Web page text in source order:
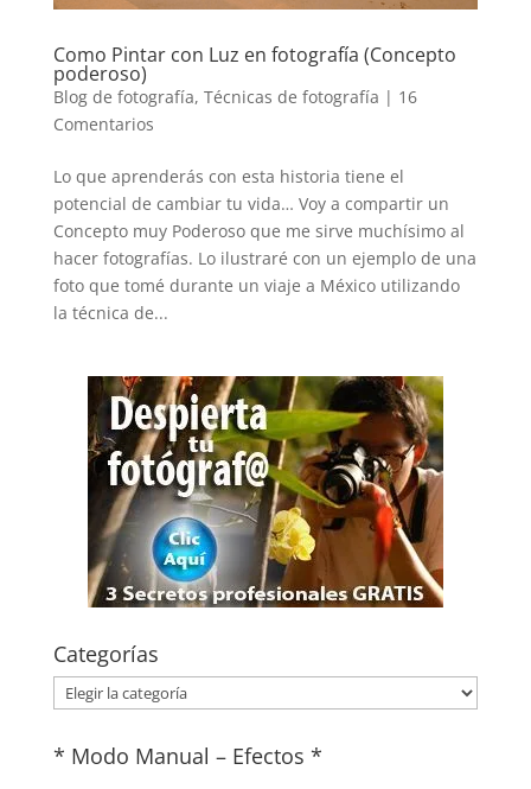
Como Pintar con Luz en fotografía (Concepto
poderoso)
Blog de fotografía, Técnicas de fotografía | 16
Comentarios
Lo que aprenderás con esta historia tiene el
potencial de cambiar tu vida… Voy a compartir un
Concepto muy Poderoso que me sirve muchísimo al
hacer fotografías. Lo ilustraré con un ejemplo de una
foto que tomé durante un viaje a México utilizando
la técnica de...
Categorías
Categorías
* Modo Manual – Efectos *